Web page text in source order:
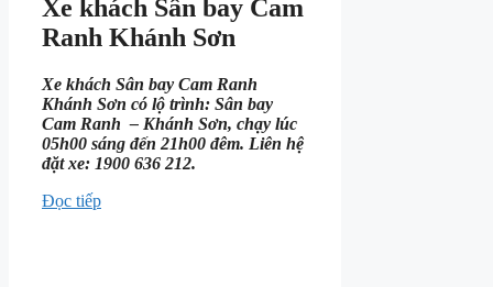
Xe khách Sân bay Cam
Ranh Khánh Sơn
Xe khách Sân bay Cam Ranh
Khánh Sơn có lộ trình: Sân bay
Cam Ranh – Khánh Sơn, chạy lúc
05h00 sáng đến 21h00 đêm. Liên hệ
đặt xe: 1900 636 212.
Đọc tiếp